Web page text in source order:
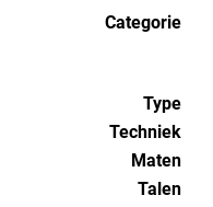
Categorie
Type
Techniek
Maten
Talen